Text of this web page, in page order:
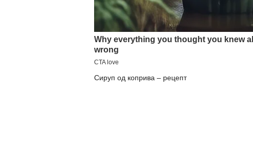
Сируп од коприва – рецепт